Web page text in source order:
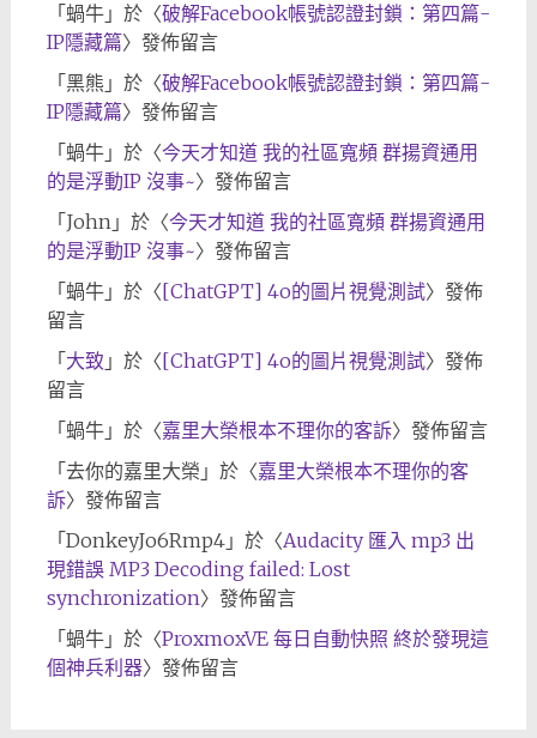
「 蝸牛」於〈破解Facebook帳號認證封鎖：第四篇-
IP隱藏篇〉發佈留言
「 黑熊 」於〈破解Facebook帳號認證封鎖：第四篇-
IP隱藏篇〉發佈留言
「 蝸牛」於〈今天才知道 我的社區寬頻 群揚資通用
的是浮動IP 沒事~〉發佈留言
「 John」於〈今天才知道 我的社區寬頻 群揚資通用
的是浮動IP 沒事~〉發佈留言
「 蝸牛」於〈[ChatGPT] 4o的圖片視覺測試〉發佈
留言
「 大致 」於〈[ChatGPT] 4o的圖片視覺測試〉發佈
留言
「 蝸牛」於〈嘉里大榮根本不理你的客訴〉發佈留言
「 去你的嘉里大榮 」於〈嘉里大榮根本不理你的客
訴〉發佈留言
「 DonkeyJo6Rmp4」於〈Audacity 匯入 mp3 出
現錯誤 MP3 Decoding failed: Lost
synchronization〉發佈留言
「 蝸牛」於〈ProxmoxVE 每日自動快照 終於發現這
個神兵利器〉發佈留言